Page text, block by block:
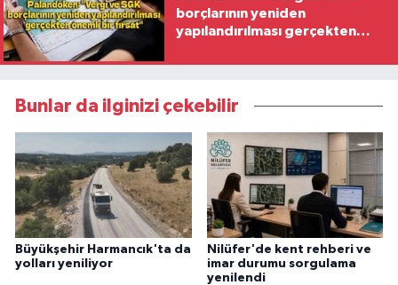
borçlarının yeniden
yapılandırılması gerçekten
Bunlar da ilginizi çekebilir
Büyükşehir Harmancık'ta da
yolları yeniliyor
Nilüfer'de kent rehberi ve
imar durumu sorgulama
yenilendi